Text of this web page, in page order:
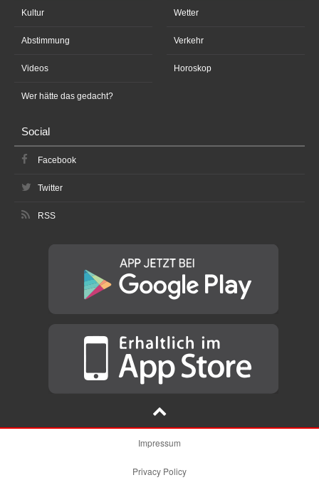
Kultur
Abstimmung
Videos
Wer hätte das gedacht?
Wetter
Verkehr
Horoskop
Social
Facebook
Twitter
RSS
Impressum
Privacy Policy